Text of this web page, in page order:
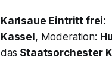
Karlsaue Eintritt frei:
Kassel, Moderation:
das Staatsorchester